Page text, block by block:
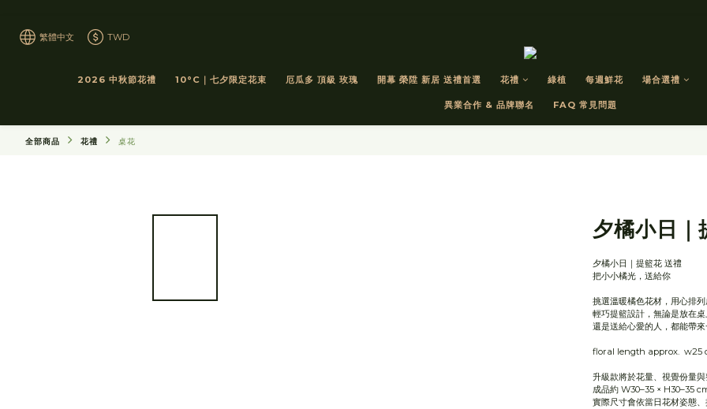
繁體中文 TWD
2026 中秋節花禮 10°C｜七夕限定花束 厄瓜多 頂級 玫瑰 開幕 榮陞 新居 送禮首選 花禮 綠植 每週鮮花 場合選禮
異業合作 & 品牌聯名 FAQ 常見問題
全部商品 花禮 桌花
夕橘小日｜
夕橘小日｜提籃花 送禮
把小小橘光，送給你
挑選溫暖橘色花材，用心排
輕巧提籃設計，無論是放在
還是送給心愛的人，都能帶
floral length approx.  w25
升級款將於花量、視覺份量
成品約 W30–35 × H30–35
實際尺寸會依當日花材姿態